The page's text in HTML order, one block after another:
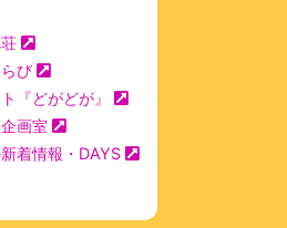
び
『どがどが』
画室
着情報・DAYS